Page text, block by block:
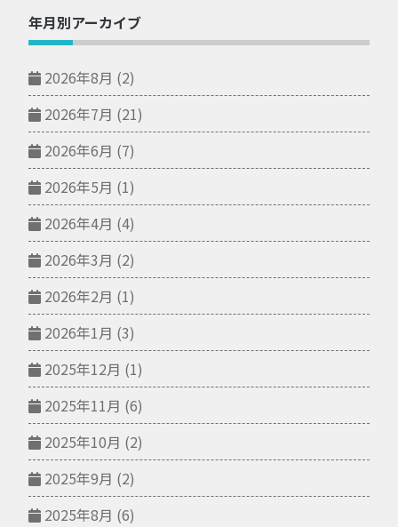
年月別アーカイブ
2026年8月 (2)
2026年7月 (21)
2026年6月 (7)
2026年5月 (1)
2026年4月 (4)
2026年3月 (2)
2026年2月 (1)
2026年1月 (3)
2025年12月 (1)
2025年11月 (6)
2025年10月 (2)
2025年9月 (2)
2025年8月 (6)